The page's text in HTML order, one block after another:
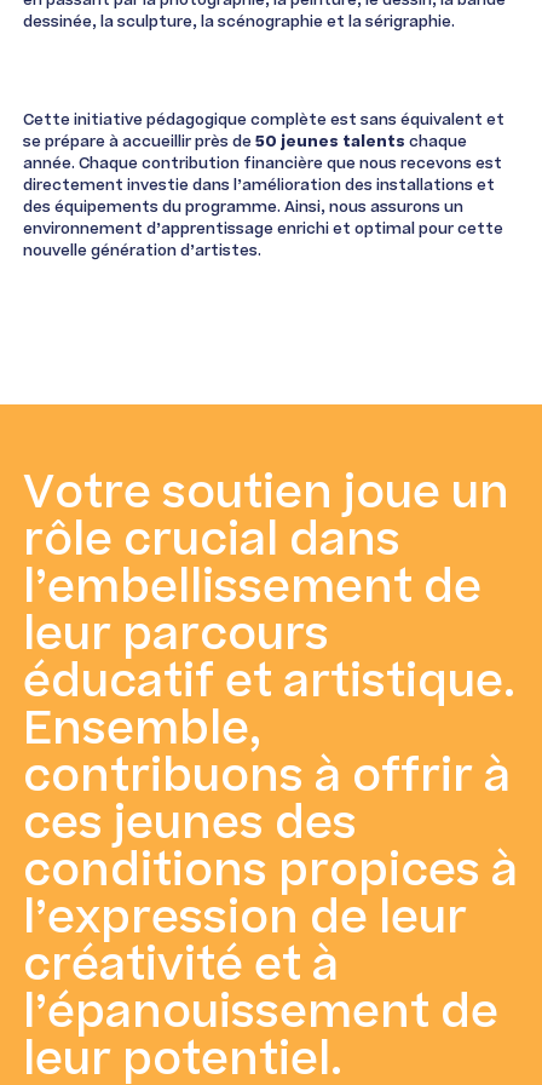
dessinée, la sculpture, la scénographie et la sérigraphie.
Cette initiative pédagogique complète est sans équivalent et
se prépare à accueillir près de50 jeunes talents chaque
année. Chaque contribution financière que nous recevons est
directement investie dans l’amélioration des installations et
des équipements du programme. Ainsi, nous assurons un
environnement d’apprentissage enrichi et optimal pour cette
nouvelle génération d’artistes.
Votre soutien joue un
rôle crucial dans
l’embellissement de
leur parcours
éducatif et artistique.
Ensemble,
contribuons à offrir à
ces jeunes des
conditions propices à
l’expression de leur
créativité et à
l’épanouissement de
leur potentiel.